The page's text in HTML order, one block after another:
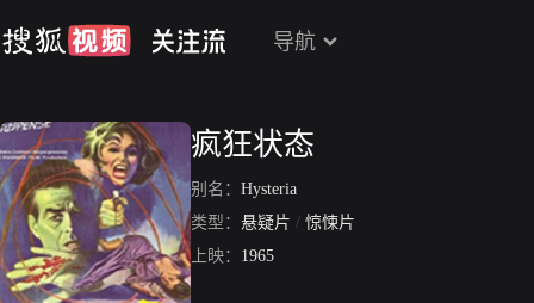
导航
疯狂状态
别名： Hysteria
类型： 悬疑片 / 惊悚片
上映： 1965